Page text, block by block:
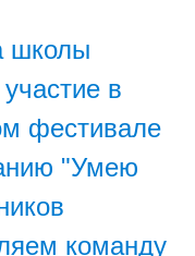
школы
в
фестивале
"Умею
команду